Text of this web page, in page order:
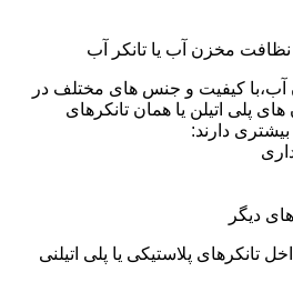
مخزن آب یا تانکر آب
آب،با کیفیت و جنس های مختلف در
پلی اتیلن یا همان تانکرهای
بیشتری دارند:
دیگر
تانکرهای پلاستیکی یا پلی اتیلنی